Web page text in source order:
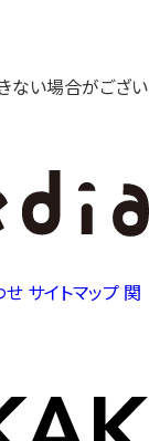
ない場合がござい
せ サイトマップ 関